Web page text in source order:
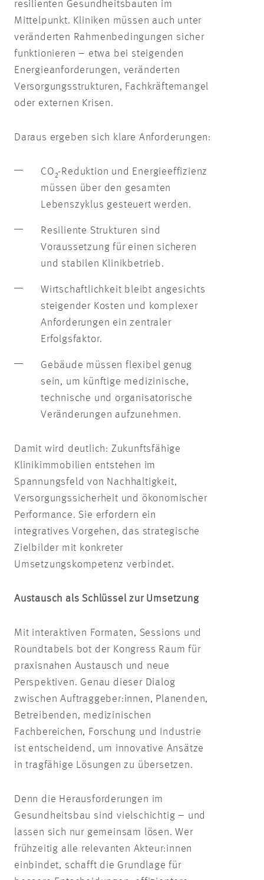
resilienten Gesundheitsbauten im
Mittelpunkt. Kliniken müssen auch unter
veränderten Rahmenbedingungen sicher
funktionieren – etwa bei steigenden
Energieanforderungen, veränderten
Versorgungsstrukturen, Fachkräftemangel
oder externen Krisen.
Daraus ergeben sich klare Anforderungen:
CO₂-Reduktion und Energieeffizienz
müssen über den gesamten
Lebenszyklus gesteuert werden.
Resiliente Strukturen sind
Voraussetzung für einen sicheren
und stabilen Klinikbetrieb.
Wirtschaftlichkeit bleibt angesichts
steigender Kosten und komplexer
Anforderungen ein zentraler
Erfolgsfaktor.
Gebäude müssen flexibel genug
sein, um künftige medizinische,
technische und organisatorische
Veränderungen aufzunehmen.
Damit wird deutlich: Zukunftsfähige
Klinikimmobilien entstehen im
Spannungsfeld von Nachhaltigkeit,
Versorgungssicherheit und ökonomischer
Performance. Sie erfordern ein
integratives Vorgehen, das strategische
Zielbilder mit konkreter
Umsetzungskompetenz verbindet.
Austausch als Schlüssel zur Umsetzung
Mit interaktiven Formaten, Sessions und
Roundtabels bot der Kongress Raum für
praxisnahen Austausch und neue
Perspektiven. Genau dieser Dialog
zwischen Auftraggeber:innen, Planenden,
Betreibenden, medizinischen
Fachbereichen, Forschung und Industrie
ist entscheidend, um innovative Ansätze
in tragfähige Lösungen zu übersetzen.
Denn die Herausforderungen im
Gesundheitsbau sind vielschichtig – und
lassen sich nur gemeinsam lösen. Wer
frühzeitig alle relevanten Akteur:innen
einbindet, schafft die Grundlage für